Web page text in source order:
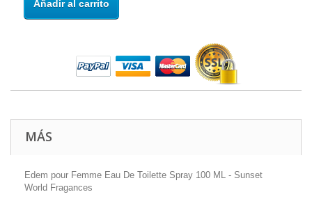
Añadir al carrito
MÁS
Edem pour Femme Eau De Toilette Spray 100 ML - Sunset
World Fragances